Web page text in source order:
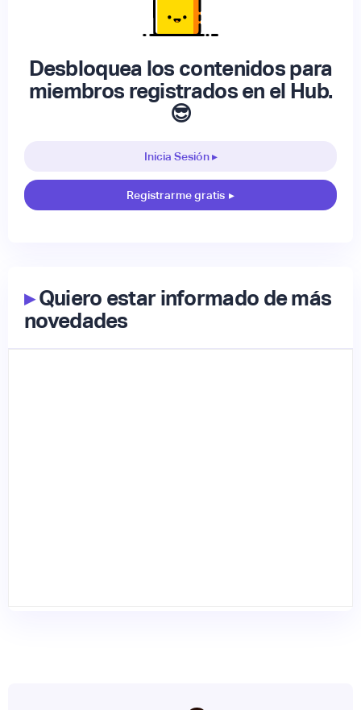
Desbloquea los contenidos para
miembros registrados en el Hub.
😎
Inicia Sesión ▸
Registrarme gratis ▸
▸Quiero estar informado de más
novedades